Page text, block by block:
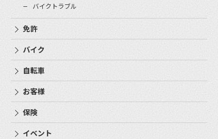
バイクトラブル
免許
バイク
自転車
お客様
保険
イベント